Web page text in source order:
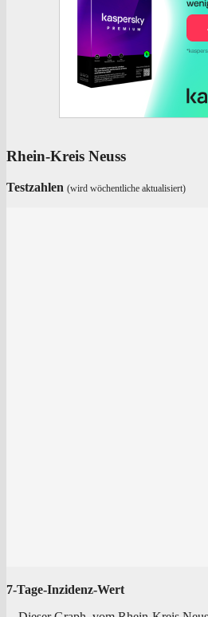
Rhein-Kreis Neuss
Test­zah­len (wird wöchent­li­che aktualisiert)
7‑Ta­ge-Inzi­denz-Wert